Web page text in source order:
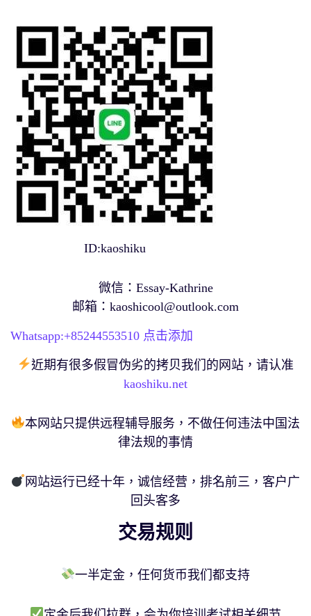
ID:kaoshiku
微信：Essay-Kathrine
邮箱： kaoshicool@outlook.com
Whatsapp:+85244553510 点击添加
近期有很多假冒伪劣的拷贝我们的网站，请认准
kaoshiku.net
本网站只提供远程辅导服务，不做任何违法中国法
律法规的事情
网站运行已经十年，诚信经营，排名前三，客户广
回头客多
交易规则
一半定金，任何货币我们都支持